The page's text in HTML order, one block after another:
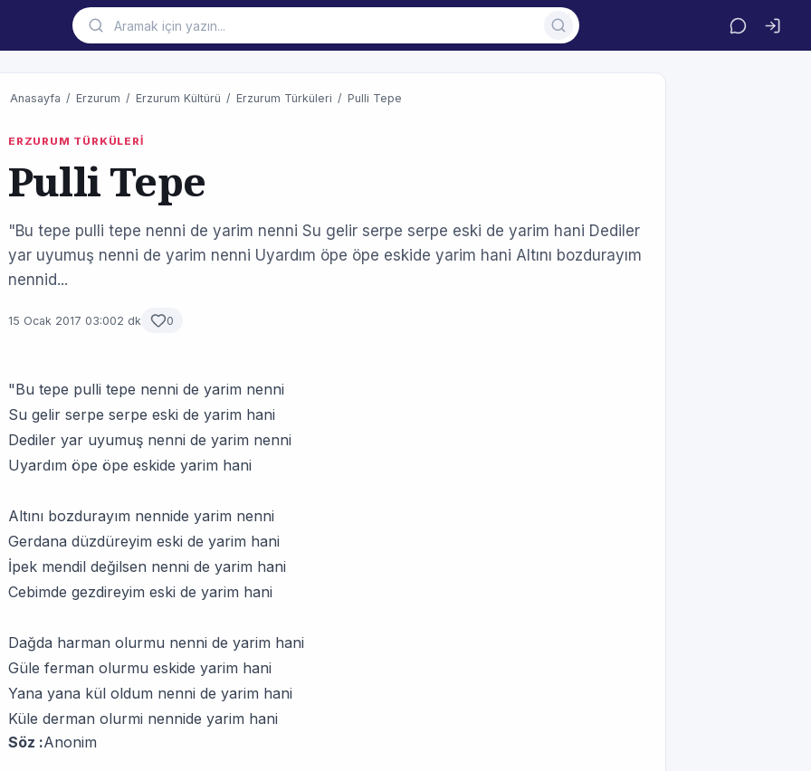
Anasayfa / Erzurum / Erzurum Kültürü / Erzurum Türküleri / Pulli Tepe
ERZURUM TÜRKÜLERİ
Pulli Tepe
"Bu tepe pulli tepe nenni de yarim nenni Su gelir serpe serpe eski de yarim hani Dediler
yar uyumuş nenni de yarim nenni Uyardım öpe öpe eskide yarim hani Altını bozdurayım
nennid...
15 Ocak 2017 03:002 dk 0
"Bu tepe pulli tepe nenni de yarim nenni
Su gelir serpe serpe eski de yarim hani
Dediler yar uyumuş nenni de yarim nenni
Uyardım öpe öpe eskide yarim hani
Altını bozdurayım nennide yarim nenni
Gerdana düzdüreyim eski de yarim hani
İpek mendil değilsen nenni de yarim hani
Cebimde gezdireyim eski de yarim hani
Dağda harman olurmu nenni de yarim hani
Güle ferman olurmu eskide yarim hani
Yana yana kül oldum nenni de yarim hani
Küle derman olurmi nennide yarim hani
Söz :Anonim